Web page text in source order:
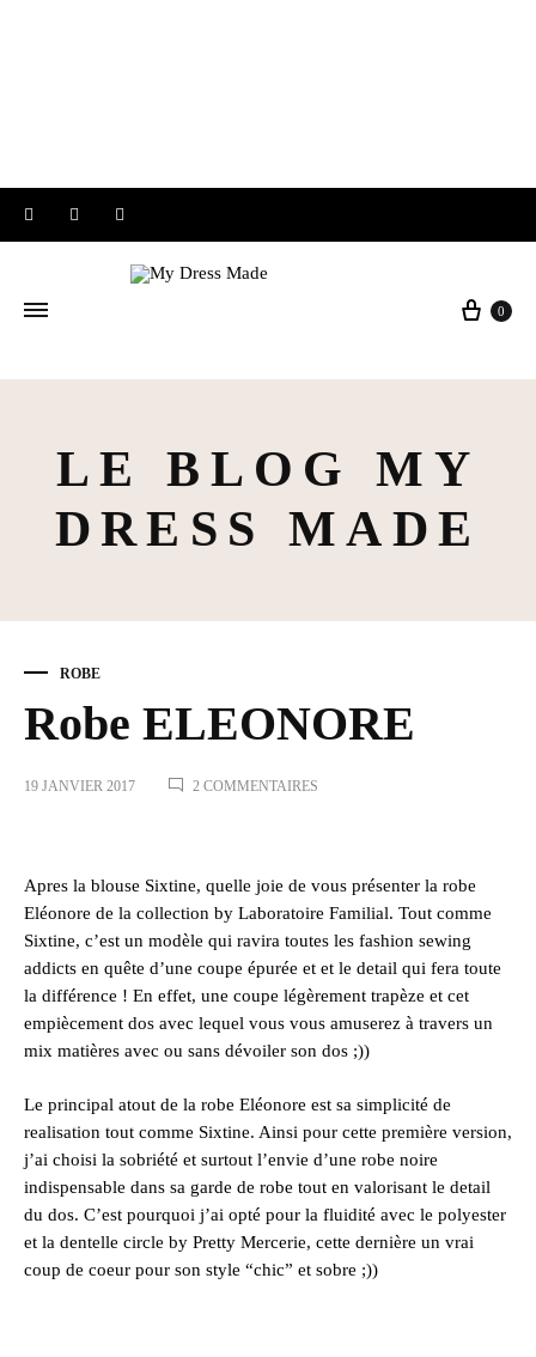
InstagramFacebook
Panier
0
LE BLOG MY
DRESS MADE
ROBE
Robe ELEONORE
19 JANVIER 2017 2 COMMENTAIRES
Apres la blouse Sixtine, quelle joie de vous présenter la robe
Eléonore de la collection by Laboratoire Familial. Tout comme
Sixtine, c’est un modèle qui ravira toutes les fashion sewing
addicts en quête d’une coupe épurée et et le detail qui fera toute
la différence ! En effet, une coupe légèrement trapèze et cet
empiècement dos avec lequel vous vous amuserez à travers un
mix matières avec ou sans dévoiler son dos ;))
Le principal atout de la robe Eléonore est sa simplicité de
realisation tout comme Sixtine. Ainsi pour cette première version,
j’ai choisi la sobriété et surtout l’envie d’une robe noire
indispensable dans sa garde de robe tout en valorisant le detail
du dos. C’est pourquoi j’ai opté pour la fluidité avec le polyester
et la dentelle circle by Pretty Mercerie, cette dernière un vrai
coup de coeur pour son style “chic” et sobre ;))